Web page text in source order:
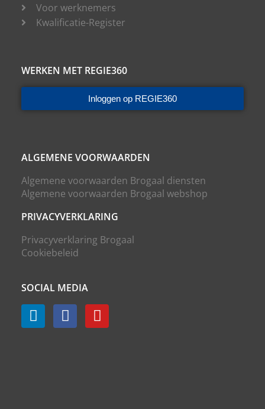
Voor werknemers
Kwalificatie-Register
WERKEN MET REGIE360
Inloggen op REGIE360
ALGEMENE VOORWAARDEN
Algemene voorwaarden Brogaal diensten
Algemene voorwaarden Brogaal webshop
PRIVACYVERKLARING
Privacyverklaring Brogaal
Cookiebeleid
SOCIAL MEDIA